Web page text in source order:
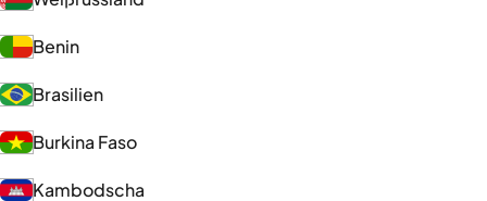
Benin
Brasilien
Burkina Faso
Kambodscha